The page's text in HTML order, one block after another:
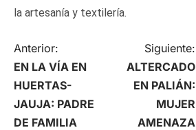
la artesanía y textilería.
N
a
v
Anterior:
EN LA VÍA EN
HUERTAS-
JAUJA: PADRE
DE FAMILIA
Siguiente:
ALTERCADO
EN PALIÁN:
MUJER
AMENAZA